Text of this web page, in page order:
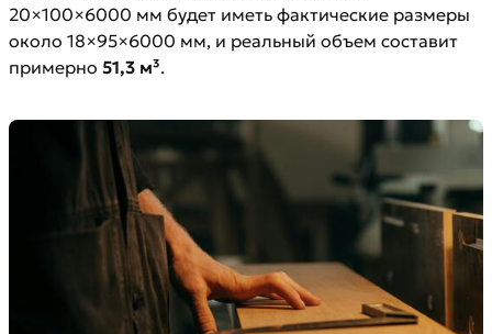
20×100×6000 мм будет иметь фактические размеры
около 18×95×6000 мм, и реальный объем составит
примерно 51,3 м³.